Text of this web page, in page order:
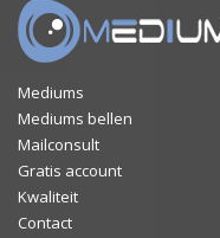
Mediums
Mediums bellen
Mailconsult
Gratis account
Kwaliteit
Contact